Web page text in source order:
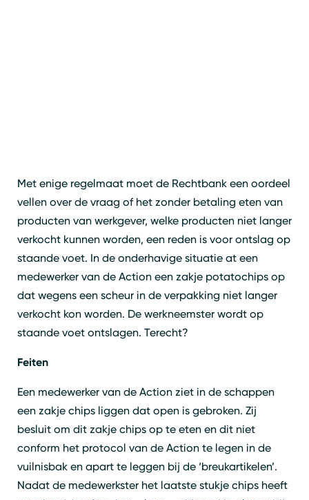
Met enige regelmaat moet de Rechtbank een oordeel
vellen over de vraag of het zonder betaling eten van
producten van werkgever, welke producten niet langer
verkocht kunnen worden, een reden is voor ontslag op
staande voet. In de onderhavige situatie at een
medewerker van de Action een zakje potatochips op
dat wegens een scheur in de verpakking niet langer
verkocht kon worden. De werkneemster wordt op
staande voet ontslagen. Terecht?
Feiten
Een medewerker van de Action ziet in de schappen
een zakje chips liggen dat open is gebroken. Zij
besluit om dit zakje chips op te eten en dit niet
conform het protocol van de Action te legen in de
vuilnisbak en apart te leggen bij de ‘breukartikelen’.
Nadat de medewerkster het laatste stukje chips heeft